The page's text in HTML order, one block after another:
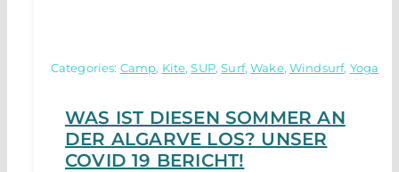
Categories: Camp, Kite,SUP,Surf,Wake,Windsurf, Yoga
WAS IST DIESEN SOMMER AN
DER ALGARVE LOS? UNSER
COVID 19 BERICHT!